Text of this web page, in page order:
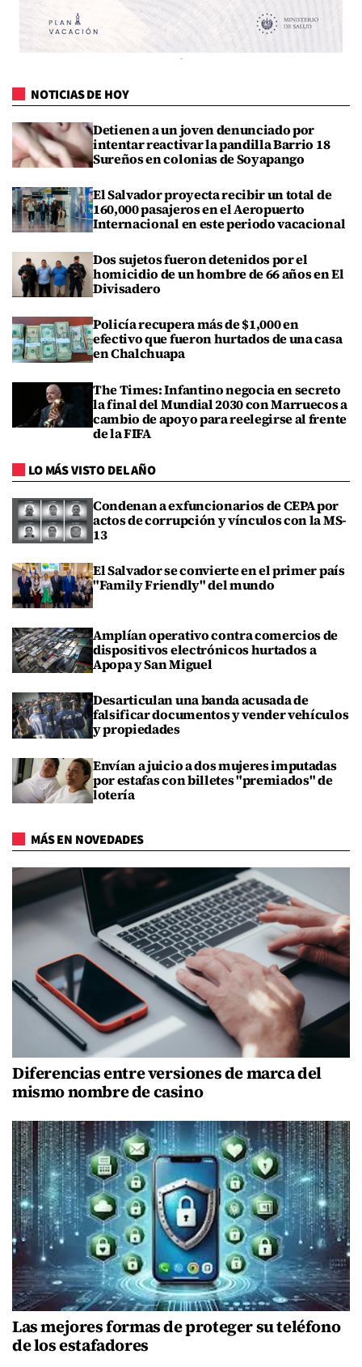
NOTICIAS DE HOY
Detienen a un joven denunciado por
intentar reactivar la pandilla Barrio 18
Sureños en colonias de Soyapango
El Salvador proyecta recibir un total de
160,000 pasajeros en el Aeropuerto
Internacional en este periodo vacacional
Dos sujetos fueron detenidos por el
homicidio de un hombre de 66 años en El
Divisadero
Policía recupera más de $1,000 en
efectivo que fueron hurtados de una casa
en Chalchuapa
The Times: Infantino negocia en secreto
la final del Mundial 2030 con Marruecos a
cambio de apoyo para reelegirse al frente
de la FIFA
LO MÁS VISTO DEL AÑO
Condenan a exfuncionarios de CEPA por
actos de corrupción y vínculos con la MS-
13
El Salvador se convierte en el primer país
"Family Friendly" del mundo
Amplían operativo contra comercios de
dispositivos electrónicos hurtados a
Apopa y San Miguel
Desarticulan una banda acusada de
falsificar documentos y vender vehículos
y propiedades
Envían a juicio a dos mujeres imputadas
por estafas con billetes "premiados" de
lotería
MÁS EN NOVEDADES
Diferencias entre versiones de marca del
mismo nombre de casino
Las mejores formas de proteger su teléfono
de los estafadores